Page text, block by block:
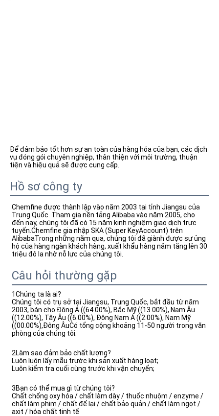
Để đảm bảo tốt hơn sự an toàn của hàng hóa của bạn, các dịch
vụ đóng gói chuyên nghiệp, thân thiện với môi trường, thuận
tiện và hiệu quả sẽ được cung cấp.
Hồ sơ công ty
Chemfine được thành lập vào năm 2003 tại tỉnh Jiangsu của
Trung Quốc. Tham gia nền tảng Alibaba vào năm 2005, cho
đến nay, chúng tôi đã có 15 năm kinh nghiệm giao dịch trực
tuyến.Chemfine gia nhập SKA (Super KeyAccount) trên
AlibabaTrong những năm qua, chúng tôi đã giành được sự ủng
hộ của hàng ngàn khách hàng, xuất khẩu hàng năm tăng lên 30
triệu đô la nhờ nỗ lực của chúng tôi.
Câu hỏi thường gặp
1Chúng ta là ai?
Chúng tôi có trụ sở tại Jiangsu, Trung Quốc, bắt đầu từ năm
2003, bán cho Đông Á ((64.00%), Bắc Mỹ ((13.00%), Nam Âu
((12.00%), Tây Âu ((6.00%), Đông Nam Á ((2.00%), Nam Mỹ
((00.00%),Đông ÂuCó tổng cộng khoảng 11-50 người trong văn
phòng của chúng tôi.
2Làm sao đảm bảo chất lượng?
Luôn luôn lấy mẫu trước khi sản xuất hàng loạt;
Luôn kiểm tra cuối cùng trước khi vận chuyển;
3Bạn có thể mua gì từ chúng tôi?
Chất chống oxy hóa / chất làm dày / thuốc nhuộm / enzyme /
chất làm phim / chất để lại / chất bảo quản / chất làm ngọt /
axit / hóa chất tinh tế